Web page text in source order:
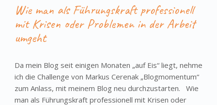
Wie man als Führungskraft professionell
mit Krisen oder Problemen in der Arbeit
umgeht
Da mein Blog seit einigen Monaten „auf Eis“ liegt, nehme
ich die Challenge von Markus Cerenak „Blogmomentum“
zum Anlass, mit meinem Blog neu durchzustarten. Wie
man als Führungskraft professionell mit Krisen oder